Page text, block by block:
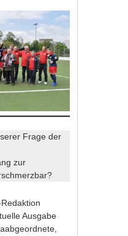
Frage der
zur
Ausgabe
,